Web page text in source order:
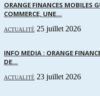
ORANGE FINANCES MOBILES
COMMERCE, UNE...
ACTUALITÉ 25 juillet 2026
INFO MEDIA : ORANGE
DE...
ACTUALITÉ 23 juillet 2026